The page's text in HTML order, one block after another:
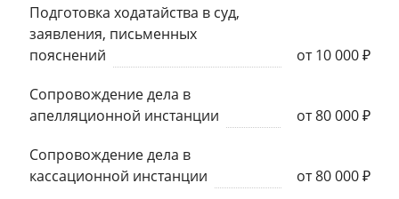
Подготовка ходатайства в суд,
заявления, письменных
пояснений
от 10 000 ₽
Сопровождение дела в
апелляционной инстанции
от 80 000 ₽
Сопровождение дела в
кассационной инстанции
от 80 000 ₽